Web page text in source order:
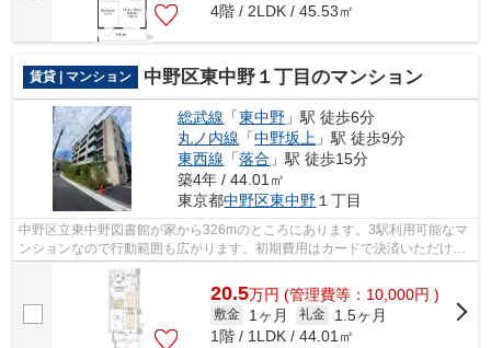
4階 / 2LDK / 45.53㎡
賃貸 | マンション 中野区東中野１丁目のマンション
総武線 「東中野 」駅 徒歩6分
丸ノ内線 「中野坂上 」駅 徒歩9分
東西線 「落合 」駅 徒歩15分
築4年 / 44.01㎡
東京都中野区東中野 １丁目
中野区立東中野図書館が家から326mのところにあります。3駅利用可能なマ
ンションなので行動範囲も広がります。初期費用はカードで決済いただけま
す。朝に慌てることなく行動するために...
20.5万円 (管理費等：10,000円 )
敷金 1ヶ月 礼金
1.5ヶ月
1階 / 1LDK / 44.01㎡